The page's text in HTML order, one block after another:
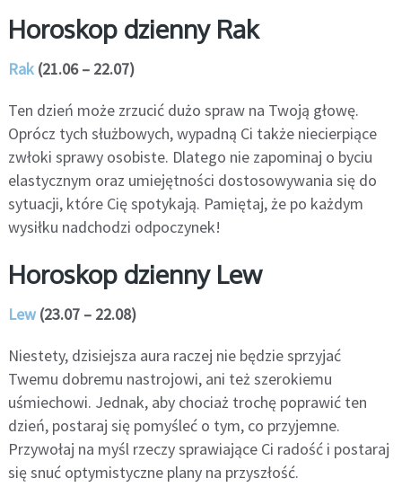
Horoskop dzienny Rak
Rak(21.06 – 22.07)
Ten dzień może zrzucić dużo spraw na Twoją głowę.
Oprócz tych służbowych, wypadną Ci także niecierpiące
zwłoki sprawy osobiste. Dlatego nie zapominaj o byciu
elastycznym oraz umiejętności dostosowywania się do
sytuacji, które Cię spotykają. Pamiętaj, że po każdym
wysiłku nadchodzi odpoczynek!
Horoskop dzienny Lew
Lew(23.07 – 22.08)
Niestety, dzisiejsza aura raczej nie będzie sprzyjać
Twemu dobremu nastrojowi, ani też szerokiemu
uśmiechowi. Jednak, aby chociaż trochę poprawić ten
dzień, postaraj się pomyśleć o tym, co przyjemne.
Przywołaj na myśl rzeczy sprawiające Ci radość i postaraj
się snuć optymistyczne plany na przyszłość.